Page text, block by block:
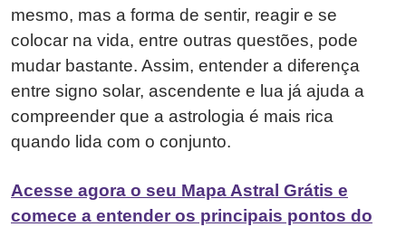
mesmo, mas a forma de sentir, reagir e se
colocar na vida, entre outras questões, pode
mudar bastante. Assim, entender a diferença
entre signo solar, ascendente e lua já ajuda a
compreender que a astrologia é mais rica
quando lida com o conjunto.
Acesse agora o seu Mapa Astral Grátis e
comece a entender os principais pontos do